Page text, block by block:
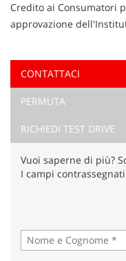
Ho letto e accetto
Acconsento al
Credito ai Consumatori
approvazione
CONTATTACI
PERMUTA
RICHIEDI TEST DRIVE
Vuoi saperne di più?
I campi